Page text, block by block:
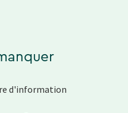
d'information